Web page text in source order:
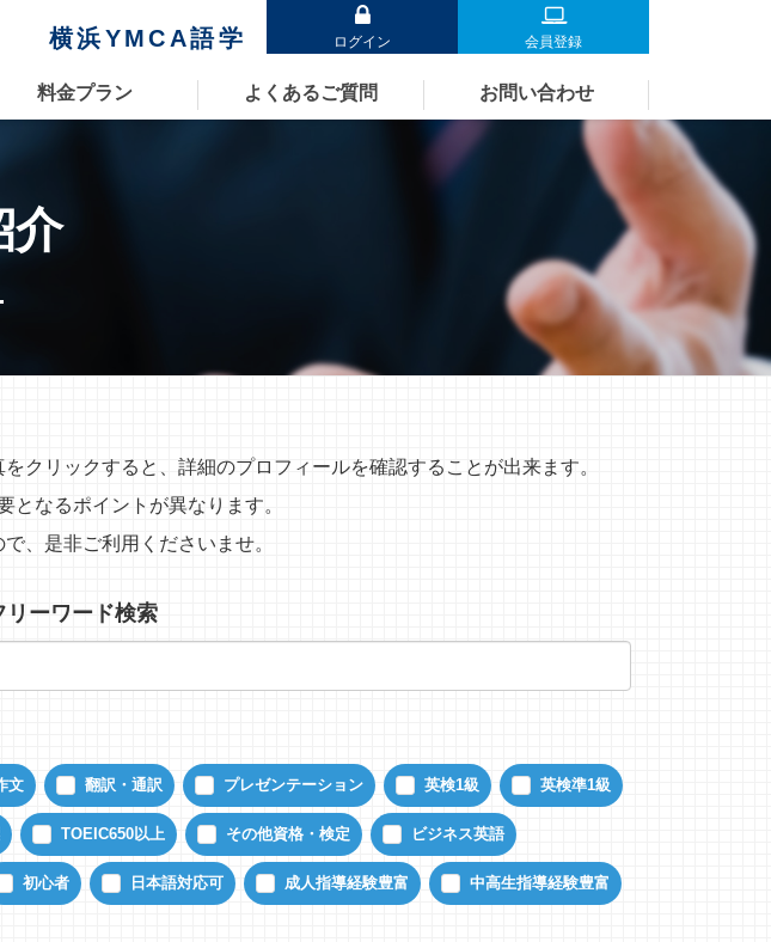
横浜YMCA語学 ログイン 会員登録
料金プラン よくあるご質問 お問い合わせ
介
クリックすると、詳細のプロフィールを確認することが出来ます。
となるポイントが異なります。
、是非ご利用くださいませ。
リーワード検索
文 翻訳・通訳 プレゼンテーション 英検1級 英検準1級
TOEIC650以上 その他資格・検定 ビジネス英語
初心者 日本語対応可 成人指導経験豊富 中高生指導経験豊富